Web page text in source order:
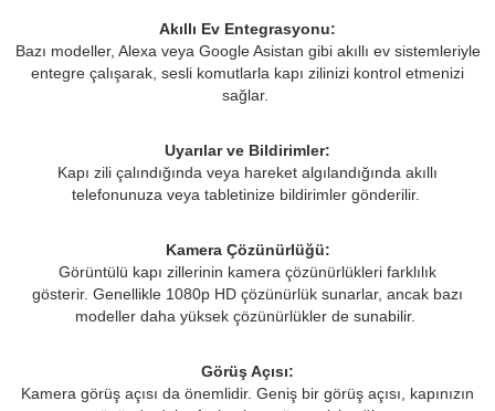
Akıllı Ev Entegrasyonu:
Bazı modeller, Alexa veya Google Asistan gibi akıllı ev sistemleriyle
entegre çalışarak, sesli komutlarla kapı zilinizi kontrol etmenizi
sağlar.
Uyarılar ve Bildirimler:
Kapı zili çalındığında veya hareket algılandığında akıllı
telefonunuza veya tabletinize bildirimler gönderilir.
Kamera Çözünürlüğü:
Görüntülü kapı zillerinin kamera çözünürlükleri farklılık
gösterir. Genellikle 1080p HD çözünürlük sunarlar, ancak bazı
modeller daha yüksek çözünürlükler de sunabilir.
Görüş Açısı:
Kamera görüş açısı da önemlidir. Geniş bir görüş açısı, kapınızın